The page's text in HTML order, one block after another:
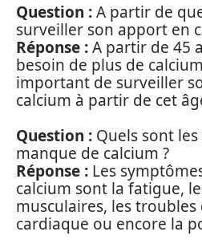
Question :A partir de
surveiller son apport en
Réponse :A partir de 45
besoin de plus de
important de surveiller
calcium à partir de cet
Question : Quels sont
manque de calcium ?
Réponse : Les
calcium sont la fatigue,
musculaires, les
cardiaque ou encore la